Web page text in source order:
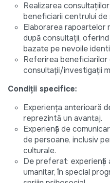
Realizarea
beneficiarii centrului de
Elaborarea rapoartelor
după consultații,
bazate pe nevoile
Referirea
consultații/investigații
Condiții specifice:
Experiența anterioară
reprezintă un avantaj.
Experiență de
de persoane, inclusiv
culturale.
De preferat: experiență
umanitar, în special